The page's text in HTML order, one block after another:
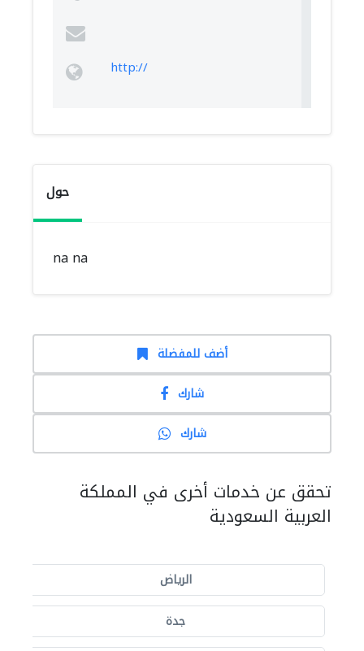
http://
حول
na na
أضف للمفضلة
شارك
شارك
تحقق عن خدمات أخرى في المملكة
العربية السعودية
الرياض
جدة